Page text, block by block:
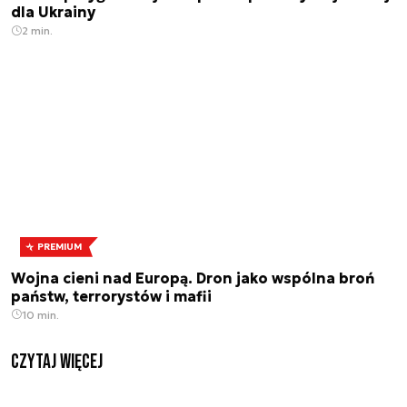
dla Ukrainy
2 min.
PREMIUM
Wojna cieni nad Europą. Dron jako wspólna broń
państw, terrorystów i mafii
10 min.
czytaj więcej